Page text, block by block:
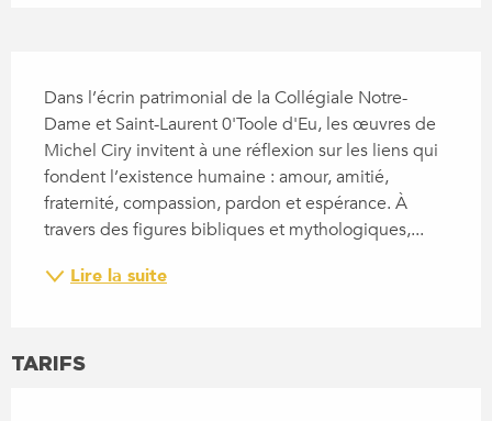
Dans l’écrin patrimonial de la Collégiale Notre-
Dame et Saint-Laurent 0'Toole d'Eu, les œuvres de
Michel Ciry invitent à une réflexion sur les liens qui
fondent l’existence humaine : amour, amitié,
fraternité, compassion, pardon et espérance. À
travers des figures bibliques et mythologiques,...
Lire la suite
TARIFS